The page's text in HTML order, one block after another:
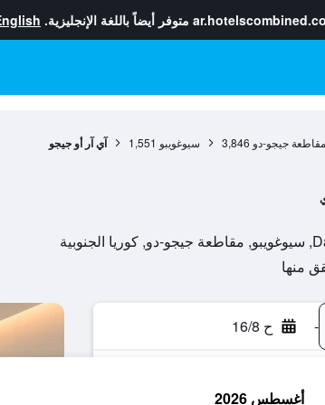
متوفر أيضاً باللغة الإنجليزية.
مقاطعة جيجو-دو 3,846 سيوغويبو 1,551 آي آر أو جيجو
- ح 16/8
أغسطس 2026